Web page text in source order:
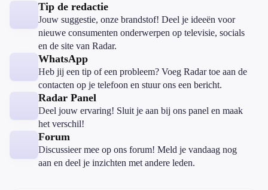
Tip de redactie
Jouw suggestie, onze brandstof! Deel je ideeën voor
nieuwe consumenten onderwerpen op televisie, socials
en de site van Radar.
WhatsApp
Heb jij een tip of een probleem? Voeg Radar toe aan de
contacten op je telefoon en stuur ons een bericht.
Radar Panel
Deel jouw ervaring! Sluit je aan bij ons panel en maak
het verschil!
Forum
Discussieer mee op ons forum! Meld je vandaag nog
aan en deel je inzichten met andere leden.